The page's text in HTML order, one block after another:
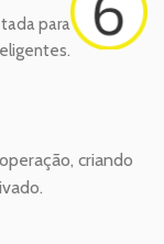
para
criando